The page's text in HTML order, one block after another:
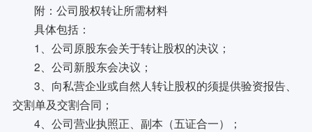
附：公司股权转让所需材料
具体包括：
1、公司原股东会关于转让股权的决议；
2、公司新股东会决议；
3、向私营企业或自然人转让股权的须提供验资报告、
交割单及交割合同；
4、公司营业执照正、副本（五证合一）；